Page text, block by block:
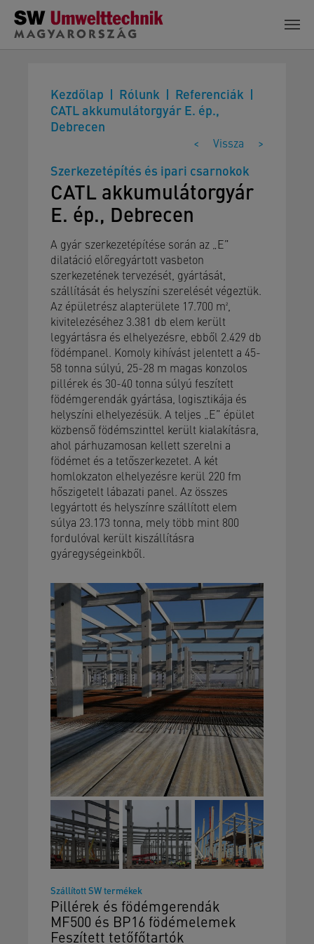
Skip to main content
Kezdőlap Rólunk
Referenciák
CATL akkumulátorgyár E. ép.,
Debrecen
< Vissza >
Szerkezetépítés és ipari csarnokok
CATL akkumulátorgyár
E. ép., Debrecen
A gyár szerkezetépítése során az „E”
dilatáció előregyártott vasbeton
szerkezetének tervezését, gyártását,
szállítását és helyszíni szerelését végeztük.
Az épületrész alapterülete 17.700 m²,
kivitelezéséhez 3.381 db elem került
legyártásra és elhelyezésre, ebből 2.429 db
födémpanel. Komoly kihívást jelentett a 45-
58 tonna súlyú, 25-28 m magas konzolos
pillérek és 30-40 tonna súlyú feszített
födémgerendák gyártása, logisztikája és
helyszíni elhelyezésük. A teljes „E” épület
közbenső födémszinttel került kialakításra,
ahol párhuzamosan kellett szerelni a
födémet és a tetőszerkezetet. A két
homlokzaton elhelyezésre kerül 220 fm
hőszigetelt lábazati panel. Az összes
legyártott és helyszínre szállított elem
súlya 23.173 tonna, mely több mint 800
fordulóval került kiszállításra
gyáregységeinkből.
Szállított SW termékek
Pillérek és födémgerendák
MF500 és BP16 födémelemek
Feszített tetőfőtartók